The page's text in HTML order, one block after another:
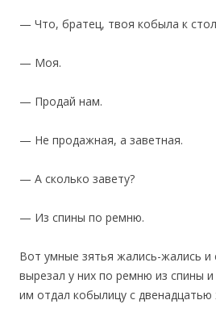
— Что, братец, твоя кобыла к
— Моя.
— Продай нам.
— Не продажная, а заветная.
— А сколько завету?
— Из спины по ремню.
Вот умные зятья жались-жались и
вырезал у них по ремню из спины
им отдал кобылицу с